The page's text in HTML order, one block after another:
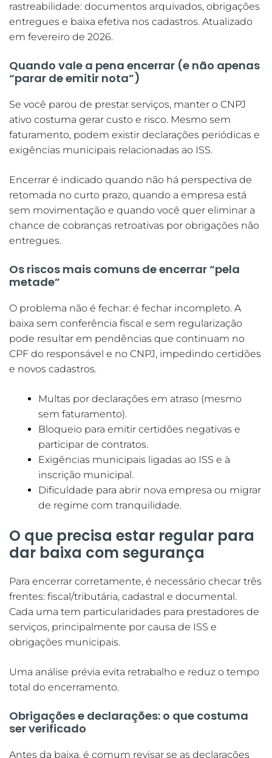
rastreabilidade: documentos arquivados, obrigações
entregues e baixa efetiva nos cadastros. Atualizado
em fevereiro de 2026.
Quando vale a pena encerrar (e não apenas
“parar de emitir nota”)
Se você parou de prestar serviços, manter o CNPJ
ativo costuma gerar custo e risco. Mesmo sem
faturamento, podem existir declarações periódicas e
exigências municipais relacionadas ao ISS.
Encerrar é indicado quando não há perspectiva de
retomada no curto prazo, quando a empresa está
sem movimentação e quando você quer eliminar a
chance de cobranças retroativas por obrigações não
entregues.
Os riscos mais comuns de encerrar “pela
metade”
O problema não é fechar: é fechar incompleto. A
baixa sem conferência fiscal e sem regularização
pode resultar em pendências que continuam no
CPF do responsável e no CNPJ, impedindo certidões
e novos cadastros.
Multas por declarações em atraso (mesmo
sem faturamento).
Bloqueio para emitir certidões negativas e
participar de contratos.
Exigências municipais ligadas ao ISS e à
inscrição municipal.
Dificuldade para abrir nova empresa ou migrar
de regime com tranquilidade.
O que precisa estar regular para
dar baixa com segurança
Para encerrar corretamente, é necessário checar três
frentes: fiscal/tributária, cadastral e documental.
Cada uma tem particularidades para prestadores de
serviços, principalmente por causa de ISS e
obrigações municipais.
Uma análise prévia evita retrabalho e reduz o tempo
total do encerramento.
Obrigações e declarações: o que costuma
ser verificado
Antes da baixa, é comum revisar se as declarações